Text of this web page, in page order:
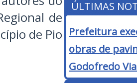
de
de Pio
ÚLTIMAS
Prefeitura
obras de
Godofredo